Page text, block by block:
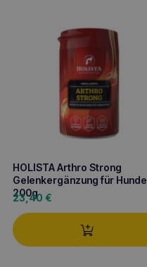
HOLISTA Arthro Strong
Gelenkergänzung für Hunde
200g
23,40 €